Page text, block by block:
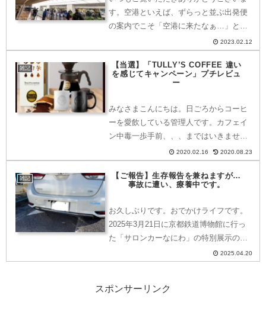
す。空港といえば、ずらっと並ぶ出発便
の案内でこそ「空港に来たなぁ…」と思
う方もいらっしゃるかも知れません。そ
んななか、羽田空港第2ターミナル内・
ANAが管轄するモニターが撤去されると
Twitterに投稿さ...
2023.02.12
雑記
【当選】「TULLY’S COFFEE 違い
を感じてキャンペーン」プチレビュ
ー
みなさまこんにちは。日ごろからコーヒ
ーを愛飲している管理人です。カフェイ
ン中毒一歩手前、、、まではいきません
が、それなりに毎日飲んでいます。。。
(笑)2019年秋口より、タリーズコーヒー
のコーヒー缶を購入するとついてきてい
たキャンペーンに応...
2020.02.16 2020.08.23
雑記
【ご報告】生存報告を兼ねますが…
事故に遭い、療養中です。
お久しぶりです。おでかけライフです。
2025年3月21日に京都鉄道博物館に行っ
た「サロンカーなにわ」の特別展示の記
事公開後、動画編集をしたりしており…
ちょっとブログから離れるときがありま
勤を終えて...
2025.04.20
スポンサーリンク